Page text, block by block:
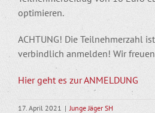
optimieren.
ACHTUNG! Die Teilnehmerzahl
verbindlich anmelden! Wir
Hier geht es zur ANMELDUNG
17. April 2021 | Junge Jäger SH